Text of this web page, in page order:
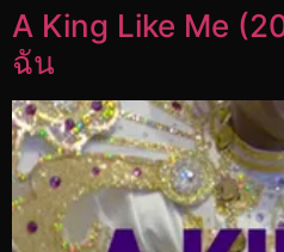
A King Like Me
ฉัน